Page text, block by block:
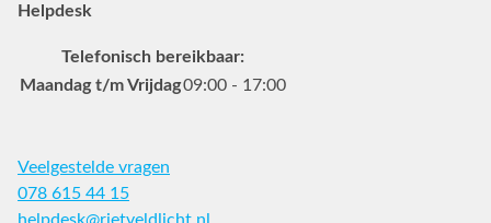
Helpdesk
Telefonisch bereikbaar:
Maandag t/m Vrijdag09:00 - 17:00
Veelgestelde vragen
078 615 44 15